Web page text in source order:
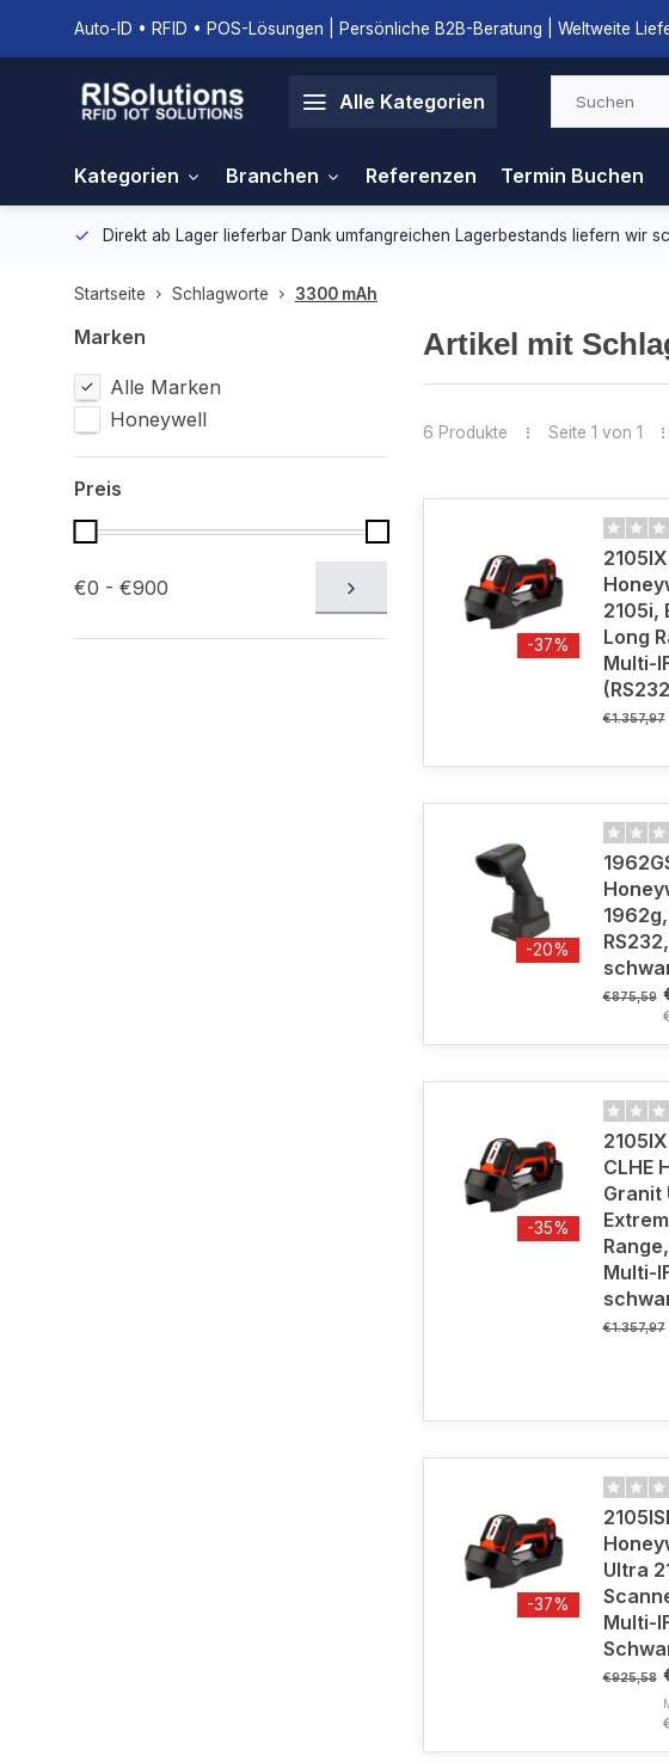
Auto-ID • RFID • POS-Lösungen | Persönliche B2B-Beratung | Weltweite
Alle Kategorien
Kategorien Branchen Referenzen Termin Buchen
Direkt ab Lager lieferbar Dank umfangreichen Lagerbestands liefern wir
Startseite Schlagworte 3300 mAh
Marken
Alle Marken
Honeywell
Preis
€0 - €900
Artikel mit
6 Produkte Seite 1 von 1
-37%
2105i,
Long
Multi-
€1.357,97
-20%
1962g,
€875,59
-35%
CLHE
Granit
Multi-
€1.357,97
-37%
Ultra
Multi-
€925,58